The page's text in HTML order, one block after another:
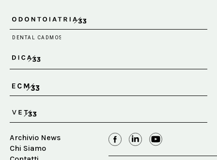
Archivio News
Chi Siamo